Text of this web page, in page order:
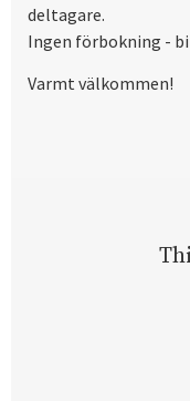
deltagare.
Ingen förbokning -
Varmt välkommen!